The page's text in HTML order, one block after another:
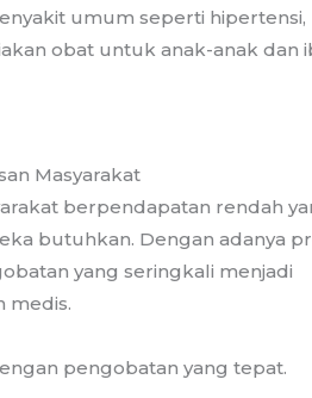
umum seperti hipertensi,
obat untuk anak-anak dan
Masyarakat
berpendapatan rendah
butuhkan. Dengan adanya
yang seringkali menjadi
medis.
pengobatan yang tepat.